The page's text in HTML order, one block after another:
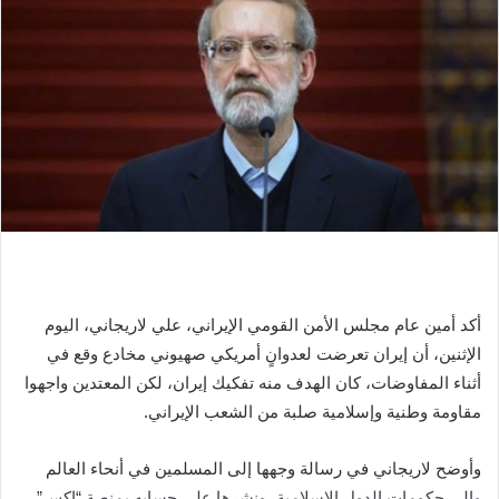
أكد أمين عام مجلس الأمن القومي الإيراني، علي لاريجاني، اليوم
الإثنين، أن إيران تعرضت لعدوانٍ أمريكي صهيوني مخادع وقع في
أثناء المفاوضات، كان الهدف منه تفكيك إيران، لكن المعتدين واجهوا
مقاومة وطنية وإسلامية صلبة من الشعب الإيراني.
وأوضح لاريجاني في رسالة وجهها إلى المسلمين في أنحاء العالم